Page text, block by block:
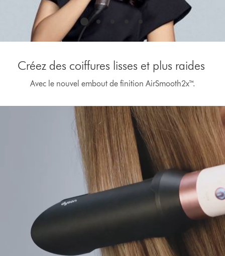
Afficher
la
transcription
de
vidéo
Créez des coiffures lisses et plus raides
Avec le nouvel embout de finition AirSmooth2x™.